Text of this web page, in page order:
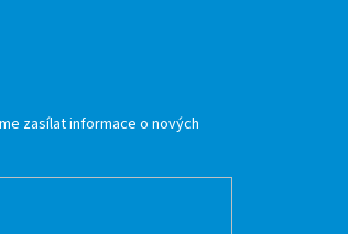
zasílat informace o nových